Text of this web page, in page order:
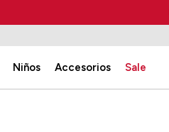
Niños Accesorios Sale